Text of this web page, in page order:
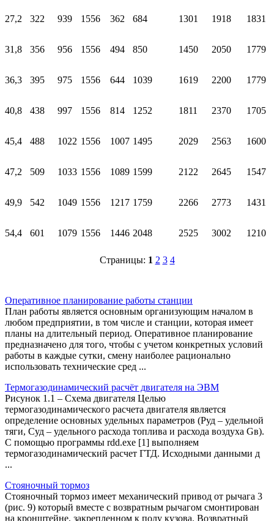
27,2 322 939 1556 362 684 1301 1918 1831
31,8 356 956 1556 494 850 1450 2050 1779
36,3 395 975 1556 644 1039 1619 2200 1779
40,8 438 997 1556 814 1252 1811 2370 1705
45,4 488 1022 1556 1007 1495 2029 2563 1600
47,2 509 1033 1556 1089 1599 2122 2645 1547
49,9 542 1049 1556 1217 1759 2266 2773 1431
54,4 601 1079 1556 1446 2048 2525 3002 1210
Страницы: 1 2 3 4
Оперативное планирование работы станции
План работы является основным организующим началом в
любом предприятии, в том числе и станции, которая имеет
планы на длительный период. Оперативное планирование
предназначено для того, чтобы с учетом конкретных условий
работы в каждые сутки, смену наиболее рационально
использовать технические сред ...
Термогазодинамический расчёт двигателя на ЭВМ
Рисунок 1.1 – Схема двигателя Целью
термогазодинамического расчета двигателя является
определение основных удельных параметров (Pуд – удельной
тяги, Суд – удельного расхода топлива и расхода воздуха Gв).
С помощью программы rdd.exe [1] выполняем
термогазодинамический расчет ГТД. Исходными данными д
...
Стояночный тормоз
Стояночный тормоз имеет механический привод от рычага 3
(рис. 9) который вместе с возвратным рычагом смонтирован
на кронштейне, закрепленном к полу кузова. Возвратный